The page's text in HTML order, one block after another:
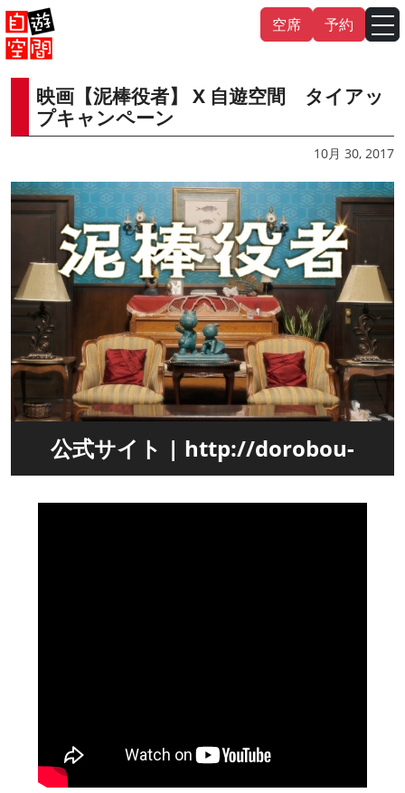
Skip
to
content
空席 予約
映画【泥棒役者】 X 自遊空間 タイアッ
プキャンペーン
10月 30, 2017
公式サイト | http://dorobou-
yakusha.jp/
English 中文（繁 體） 中文（简 体
）
日本語